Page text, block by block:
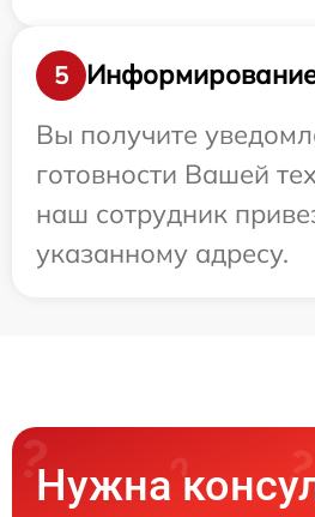
5
Информирование
Вы получите
готовности Вашей
наш сотрудник
указанному адресу.
Нужна